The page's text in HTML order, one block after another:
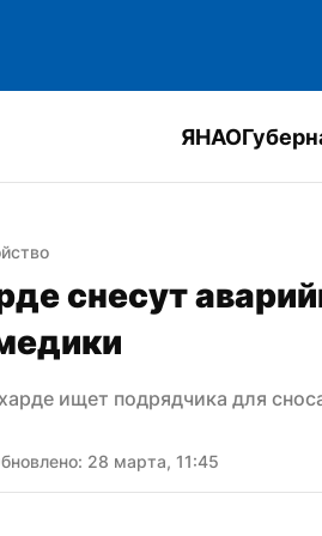
ЯНАО
снесут
ищет подрядчика для
28 марта, 11:45